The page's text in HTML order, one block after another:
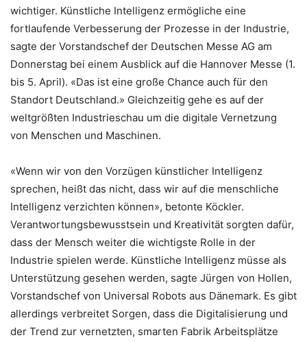
wichtiger. Künstliche Intelligenz ermögliche eine
fortlaufende Verbesserung der Prozesse in der Industrie,
sagte der Vorstandschef der Deutschen Messe AG am
Donnerstag bei einem Ausblick auf die Hannover Messe (1.
bis 5. April). «Das ist eine große Chance auch für den
Standort Deutschland.» Gleichzeitig gehe es auf der
weltgrößten Industrieschau um die digitale Vernetzung
von Menschen und Maschinen.
«Wenn wir von den Vorzügen künstlicher Intelligenz
sprechen, heißt das nicht, dass wir auf die menschliche
Intelligenz verzichten können», betonte Köckler.
Verantwortungsbewusstsein und Kreativität sorgten dafür,
dass der Mensch weiter die wichtigste Rolle in der
Industrie spielen werde. Künstliche Intelligenz müsse als
Unterstützung gesehen werden, sagte Jürgen von Hollen,
Vorstandschef von Universal Robots aus Dänemark. Es gibt
allerdings verbreitet Sorgen, dass die Digitalisierung und
der Trend zur vernetzten, smarten Fabrik Arbeitsplätze